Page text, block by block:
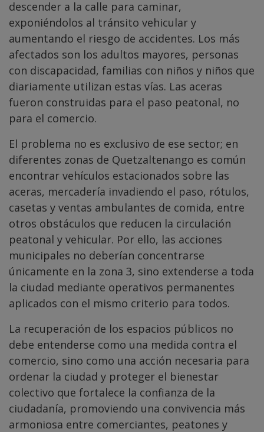
descender a la calle para caminar,
exponiéndolos al tránsito vehicular y
aumentando el riesgo de accidentes. Los más
afectados son los adultos mayores, personas
con discapacidad, familias con niños y niños que
diariamente utilizan estas vías. Las aceras
fueron construidas para el paso peatonal, no
para el comercio.
El problema no es exclusivo de ese sector; en
diferentes zonas de Quetzaltenango es común
encontrar vehículos estacionados sobre las
aceras, mercadería invadiendo el paso, rótulos,
casetas y ventas ambulantes de comida, entre
otros obstáculos que reducen la circulación
peatonal y vehicular. Por ello, las acciones
municipales no deberían concentrarse
únicamente en la zona 3, sino extenderse a toda
la ciudad mediante operativos permanentes
aplicados con el mismo criterio para todos.
La recuperación de los espacios públicos no
debe entenderse como una medida contra el
comercio, sino como una acción necesaria para
ordenar la ciudad y proteger el bienestar
colectivo que fortalece la confianza de la
ciudadanía, promoviendo una convivencia más
armoniosa entre comerciantes, peatones y